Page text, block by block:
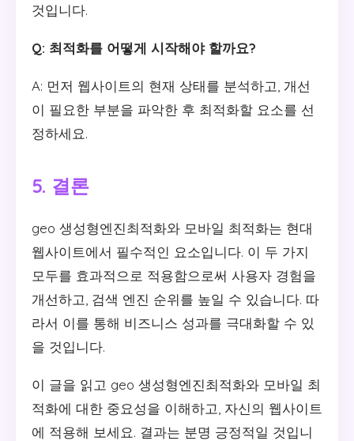
것입니다.
Q: 최적화를 어떻게 시작해야 할까요?
A: 먼저 웹사이트의 현재 상태를 분석하고, 개선
이 필요한 부분을 파악한 후 최적화할 요소를 선
정하세요.
5. 결론
geo 생성형엔진최적화와 모바일 최적화는 현대
웹사이트에서 필수적인 요소입니다. 이 두 가지
모두를 효과적으로 적용함으로써 사용자 경험을
개선하고, 검색 엔진 순위를 높일 수 있습니다. 따
라서 이를 통해 비즈니스 성과를 극대화할 수 있
을 것입니다.
이 글을 읽고 geo 생성형엔진최적화와 모바일 최
적화에 대한 중요성을 이해하고, 자신의 웹사이트
에 적용해 보세요. 결과는 분명 긍정적일 것입니